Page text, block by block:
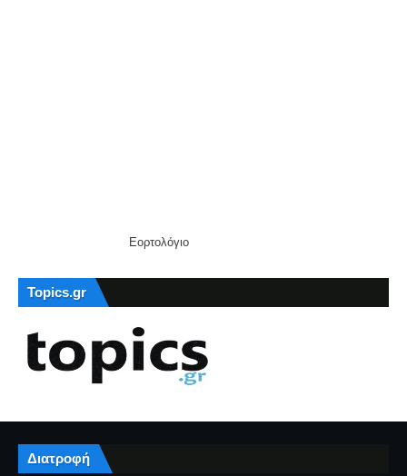
Εορτολόγιο
Topics.gr
Διατροφή